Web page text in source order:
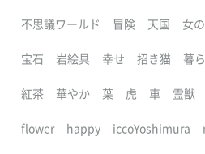
不思議ワールド 冒険 天国 女
宝石 岩絵具 幸せ 招き猫 暮
紅茶 華やか 葉 虎 車 霊獣
flower happy iccoYoshimura